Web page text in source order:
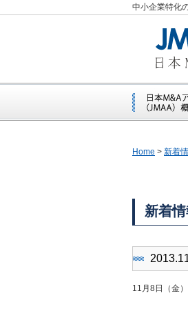
中小企業特化
Home > 新着
新着
11月8日（金